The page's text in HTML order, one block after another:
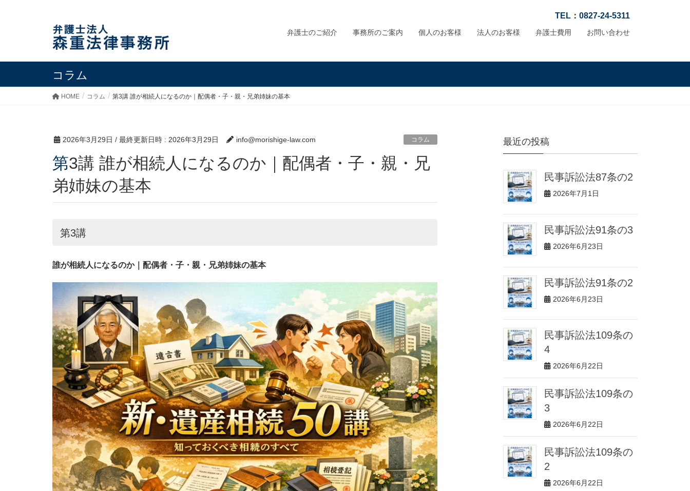
TEL：0827-24-5311
弁護士のご紹介 事務所のご案内 個人のお客様 法人のお客様 弁護士費用 お問い合わせ
コラム
HOME コラム 第3講 誰が相続人になるのか｜配偶者・子・親・兄弟姉妹の基本
2026年3月29日 / 最終更新日時 : 2026年3月29日 info@morishige-law.com コラム
第3講 誰が相続人になるのか｜配偶者・子・親・兄
弟姉妹の基本
第3講
誰が相続人になるのか｜配偶者・子・親・兄弟姉妹の基本
最近の投稿
民事訴訟法87条の2
2026年7月1日
民事訴訟法91条の3
2026年6月23日
民事訴訟法91条の2
2026年6月23日
民事訴訟法109条の
4
2026年6月22日
民事訴訟法109条の
3
2026年6月22日
民事訴訟法109条の
2
2026年6月22日